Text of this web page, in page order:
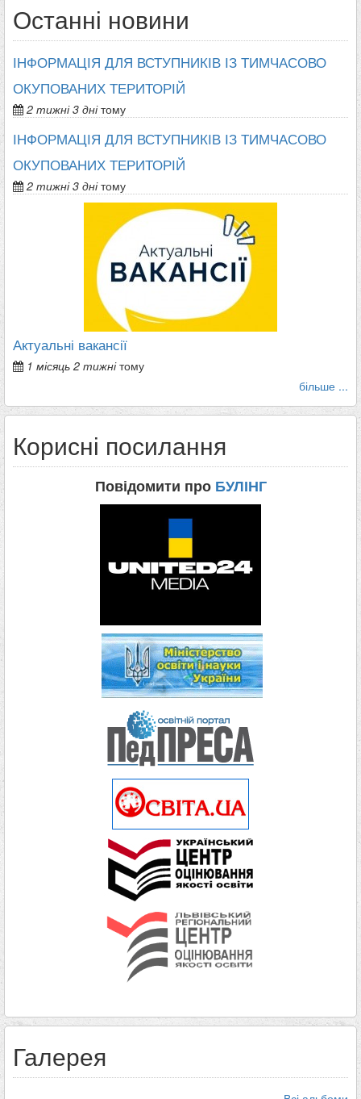
Останні новини
ІНФОРМАЦІЯ ДЛЯ ВСТУПНИКІВ ІЗ ТИМЧАСОВО
ОКУПОВАНИХ ТЕРИТОРІЙ
2 тижні 3 днітому
ІНФОРМАЦІЯ ДЛЯ ВСТУПНИКІВ ІЗ ТИМЧАСОВО
ОКУПОВАНИХ ТЕРИТОРІЙ
2 тижні 3 днітому
Актуальні вакансії
1 місяць 2 тижнітому
більше ...
Корисні посилання
Повідомити про БУЛІНГ
Галерея